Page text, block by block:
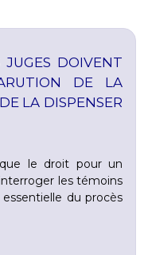
JUGES DOIVENT
DE LA
LA DISPENSER
le droit pour un
les témoins
du procès